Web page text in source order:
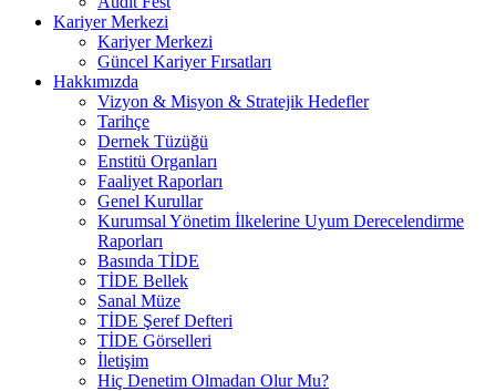
Kariyer Merkezi
Kariyer Merkezi
Güncel Kariyer Fırsatları
Hakkımızda
Vizyon & Misyon & Stratejik Hedefler
Tarihçe
Dernek Tüzüğü
Enstitü Organları
Faaliyet Raporları
Genel Kurullar
Kurumsal Yönetim İlkelerine Uyum Derecelendirme
Raporları
Basında TİDE
TİDE Bellek
Sanal Müze
TİDE Şeref Defteri
TİDE Görselleri
İletişim
Hiç Denetim Olmadan Olur Mu?